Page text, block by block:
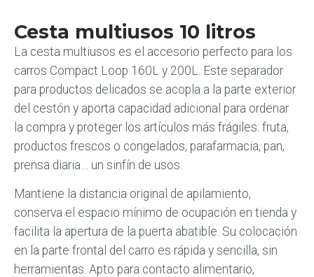
Cesta multiusos 10 litros
La cesta multiusos es el accesorio perfecto para los
carros Compact Loop 160L y 200L. Este separador
para productos delicados se acopla a la parte exterior
del cestón y aporta capacidad adicional para ordenar
la compra y proteger los artículos más frágiles: fruta,
productos frescos o congelados, parafarmacia, pan,
prensa diaria… un sinfín de usos.
Mantiene la distancia original de apilamiento,
conserva el espacio mínimo de ocupación en tienda y
facilita la apertura de la puerta abatible. Su colocación
en la parte frontal del carro es rápida y sencilla, sin
herramientas. Apto para contacto alimentario,